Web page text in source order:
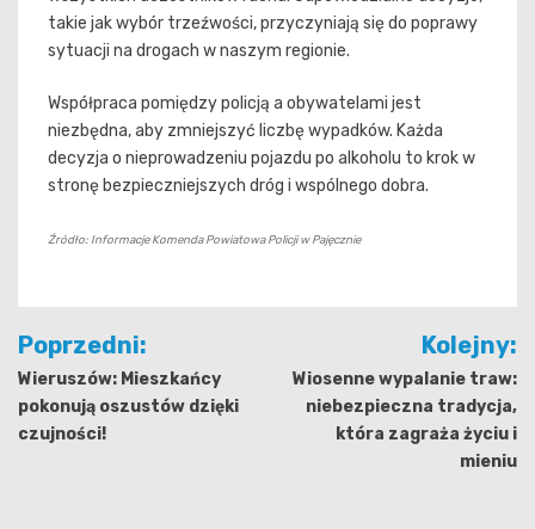
takie jak wybór trzeźwości, przyczyniają się do poprawy
sytuacji na drogach w naszym regionie.
Współpraca pomiędzy policją a obywatelami jest
niezbędna, aby zmniejszyć liczbę wypadków. Każda
decyzja o nieprowadzeniu pojazdu po alkoholu to krok w
stronę bezpieczniejszych dróg i wspólnego dobra.
Źródło: Informacje Komenda Powiatowa Policji w Pajęcznie
Nawigacja
wpisu
Poprzedni:
Wieruszów: Mieszkańcy
pokonują oszustów dzięki
czujności!
Kolejny:
Wiosenne wypalanie traw:
niebezpieczna tradycja,
która zagraża życiu i
mieniu